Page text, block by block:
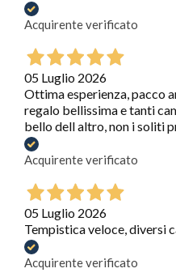
Acquirente verificato
05 Luglio 2026
Ottima esperienza, pacco
regalo bellissima e tanti
bello dell altro, non i soliti
Acquirente verificato
05 Luglio 2026
Tempistica veloce, diversi
Acquirente verificato